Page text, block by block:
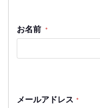
お名前 *
メールアドレス *